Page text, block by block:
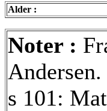
Alder :
Noter :
Andersen.
s 101: